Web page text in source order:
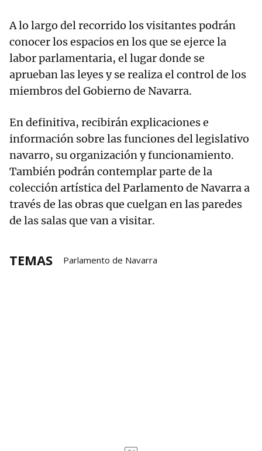
A lo largo del recorrido los visitantes podrán
conocer los espacios en los que se ejerce la
labor parlamentaria, el lugar donde se
aprueban las leyes y se realiza el control de los
miembros del Gobierno de Navarra.
En definitiva, recibirán explicaciones e
información sobre las funciones del legislativo
navarro, su organización y funcionamiento.
También podrán contemplar parte de la
colección artística del Parlamento de Navarra a
través de las obras que cuelgan en las paredes
de las salas que van a visitar.
TEMAS Parlamento de Navarra